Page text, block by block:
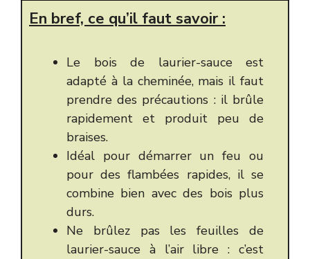
En bref, ce qu’il faut savoir :
Le bois de laurier-sauce est
adapté à la cheminée, mais il faut
prendre des précautions : il brûle
rapidement et produit peu de
braises.
Idéal pour démarrer un feu ou
pour des flambées rapides, il se
combine bien avec des bois plus
durs.
Ne brûlez pas les feuilles de
laurier-sauce à l’air libre : c’est